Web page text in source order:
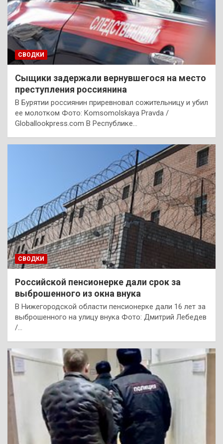
СВОДКИ
Сыщики задержали вернувшегося на место
преступления россиянина
В Бурятии россиянин приревновал сожительницу и убил
ее молотком Фото: Komsomolskaya Pravda /
Globallookpress.com В Республике…
СВОДКИ
Российской пенсионерке дали срок за
выброшенного из окна внука
В Нижегородской области пенсионерке дали 16 лет за
выброшенного на улицу внука Фото: Дмитрий Лебедев
/…